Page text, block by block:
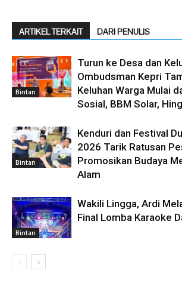
ARTIKEL TERKAIT DARI PENULIS
Bintan
Turun ke Desa dan
Ombudsman Kepri
Keluhan Warga Mulai
Sosial, BBM Solar,
Bintan
Kenduri dan Festival
2026 Tarik Ratusan
Promosikan Budaya
Alam
Bintan
Wakili Lingga, Ardi
Final Lomba Karaoke